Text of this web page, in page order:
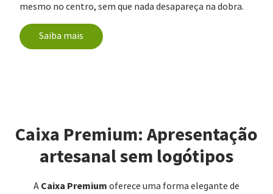
mesmo no centro, sem que nada desapareça na dobra.
Saiba mais
Caixa Premium: Apresentação
artesanal sem logótipos
A Caixa Premium oferece uma forma elegante de